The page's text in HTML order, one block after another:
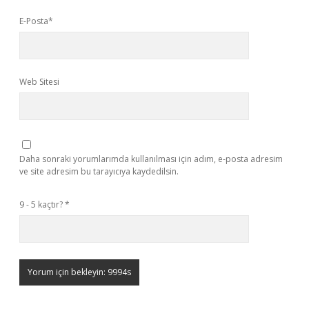
E-Posta*
Web Sitesi
Daha sonraki yorumlarımda kullanılması için adım, e-posta adresim
ve site adresim bu tarayıcıya kaydedilsin.
9 - 5 kaçtır?*